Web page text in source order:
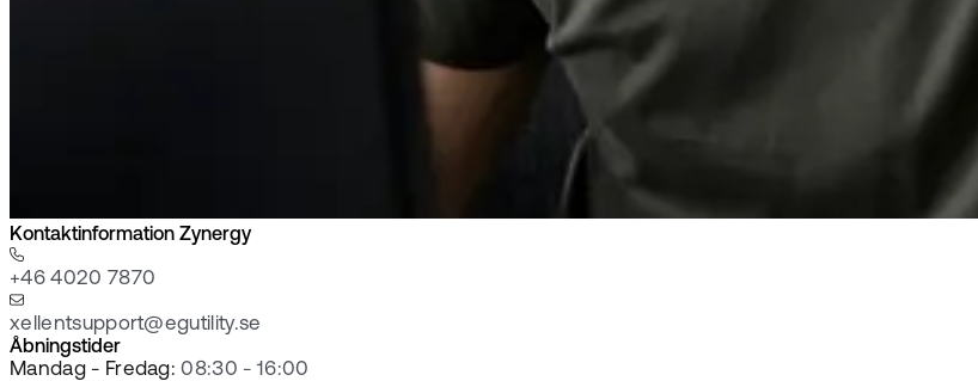
Kontaktinformation Zynergy
+46 4020 7870
xellentsupport@egutility.se
Åbningstider
Mandag - Fredag: 08:30 - 16:00